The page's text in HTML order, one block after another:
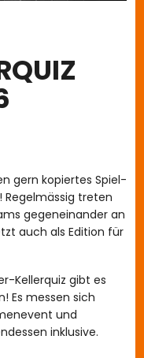
gern kopiertes Spiel-
Regelmässig treten
gegeneinander an
auch als Edition für
Kellerquiz gibt es
Es messen sich
und
inklusive.